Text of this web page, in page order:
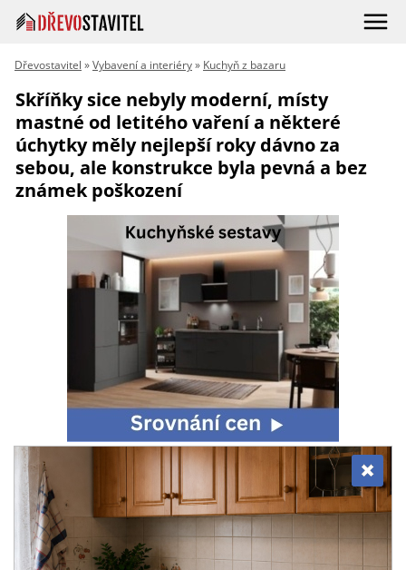
Dřevostavitel »Vybavení a interiéry» Kuchyň z bazaru
Skříňky sice nebyly moderní, místy
mastné od letitého vaření a některé
úchytky měly nejlepší roky dávno za
sebou, ale konstrukce byla pevná a bez
známek poškození